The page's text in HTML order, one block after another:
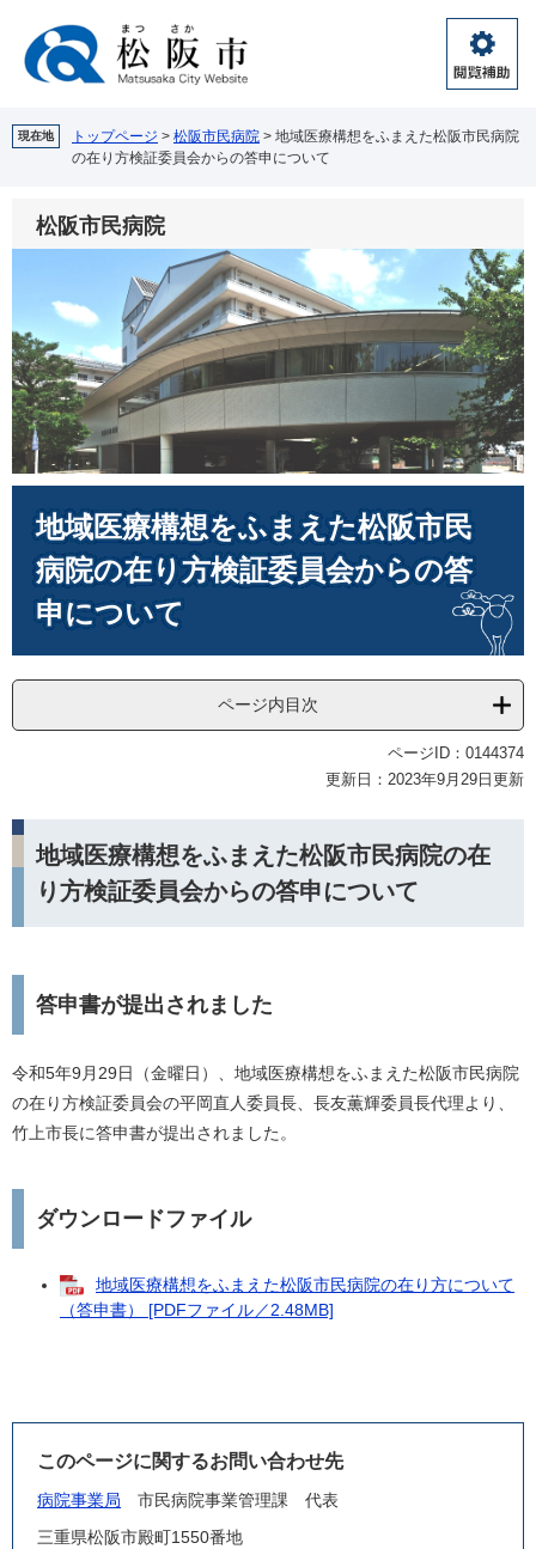
閲
覧
助
現在地 トップページ > 松阪市民病院 > 地域医療構想をふまえた松阪市民病院
の在り方検証委員会からの答申について
松阪市民病院
地域医療構想をふまえた松阪市民
病院の在り方検証委員会からの答
申について
ページ内目次
ページID：0144374
更新日：2023年9月29日更新
地域医療構想をふまえた松阪市民病院の在
り方検証委員会からの答申について
答申書が提出されました
令和5年9月29日（金曜日）、地域医療構想をふまえた松阪市民病院
の在り方検証委員会の平岡直人委員長、長友薫輝委員長代理より、
竹上市長に答申書が提出されました。
ダウンロードファイル
地域医療構想をふまえた松阪市民病院の在り方について
（答申書） [PDFファイル／2.48MB]
このページに関するお問い合わせ先
病院事業局 市民病院事業管理課
代表
三重県松阪市殿町1550番地